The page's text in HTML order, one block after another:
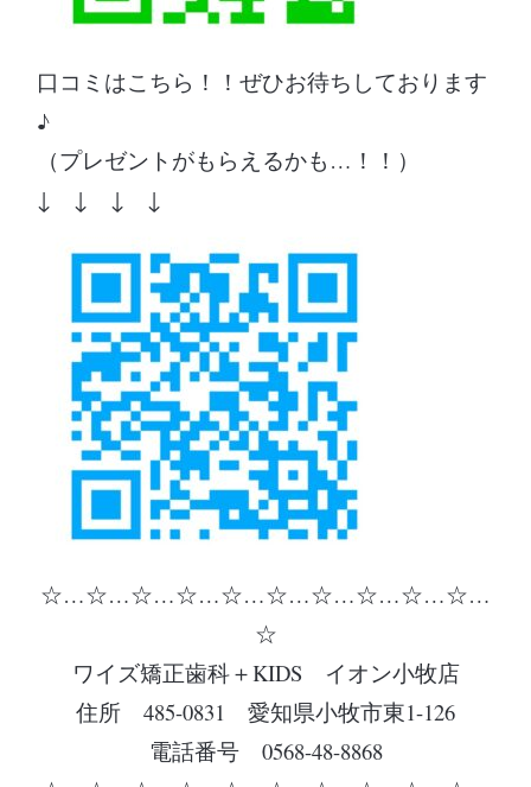
口コミはこちら！！ぜひお待ちしております
♪
（プレゼントがもらえるかも…！！）
↓ ↓ ↓ ↓
☆…☆…☆…☆…☆…☆…☆…☆…☆…☆…
☆
ワイズ矯正歯科＋KIDS イオン小牧店
住所 485-0831 愛知県小牧市東1-126
電話番号 0568-48-8868